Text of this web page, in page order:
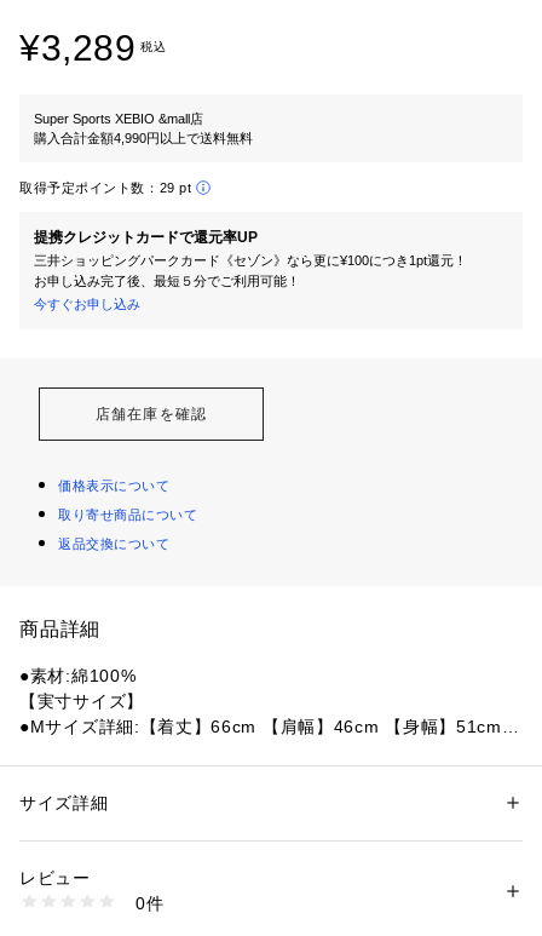
¥3,289 税込
Super Sports XEBIO &mall店
購入合計金額4,990円以上で送料無料
取得予定ポイント数： 29 pt
提携クレジットカードで還元率UP
三井ショッピングパークカード《セゾン》なら更に¥100につき1pt還元！
お申し込み完了後、最短５分でご利用可能！
今すぐお申し込み
店舗在庫を確認
価格表示について
取り寄せ商品について
返品交換について
商品詳細
●素材:綿100%
【実寸サイズ】
●Mサイズ詳細:【着丈】66cm 【肩幅】46cm 【身幅】51cm
【袖丈】20cm
【商品の購入にあたっての注意事項】
※一部商品において弊社カラー表記がメーカーカラー表記と異
性別：メンズ
トボールウェア
1540000435953
サイズ詳細
レビュー
0件